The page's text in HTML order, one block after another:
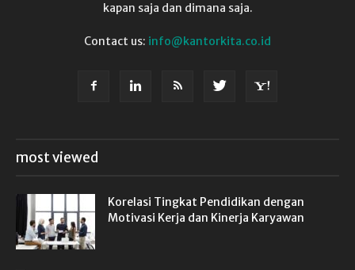
kapan saja dan dimana saja.
Contact us: info@kantorkita.co.id
most viewed
Korelasi Tingkat Pendidikan dengan
Motivasi Kerja dan Kinerja Karyawan